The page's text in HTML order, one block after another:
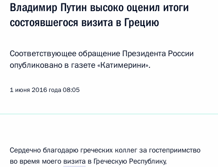
Владимир Путин высоко оценил итоги
состоявшегося визита в Грецию
Соответствующее обращение Президента России
опубликовано в газете «Катимерини».
1 июня 2016 года08:05
Сердечно благодарю греческих коллег за гостеприимство
во время моего визита в Греческую Республику,